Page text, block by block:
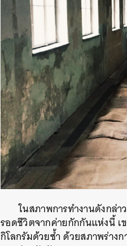
ในสภาพการทำงานดังกล่
รอดชีวิตจากค่ายกักกันแห่งนี้
กิโลกรัมด้วยซ้ำ ด้วยสภาพร่าง